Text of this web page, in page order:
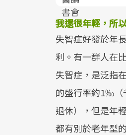
我還很年輕，所
失智症好發於年
利。有一群人在
失智症，是泛指
的盛行率約1‰（
退休），但是年
都有別於老年型